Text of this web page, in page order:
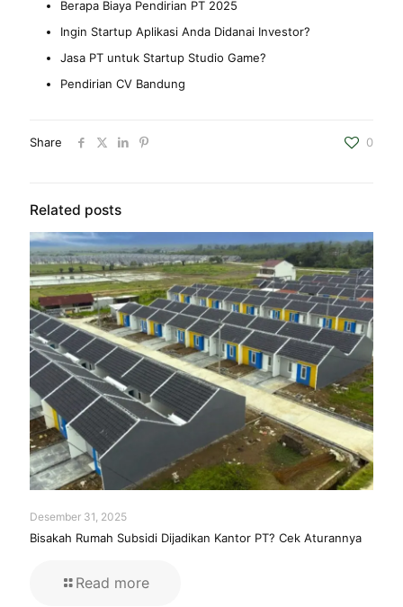
Berapa Biaya Pendirian PT 2025
Ingin Startup Aplikasi Anda Didanai Investor?
Jasa PT untuk Startup Studio Game?
Pendirian CV Bandung
Share 0
Related posts
Desember 31, 2025
Bisakah Rumah Subsidi Dijadikan Kantor PT? Cek Aturannya
Read more